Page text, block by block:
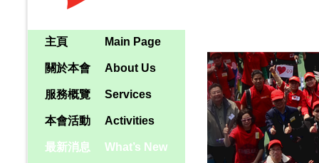
主頁 Main Page
關於本會 About Us
服務概覽 Services
本會活動 Activities
最新消息 What’s New